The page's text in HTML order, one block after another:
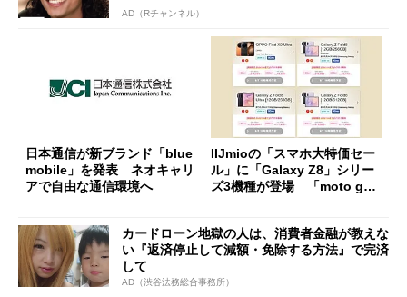
AD（Rチャンネル）
日本通信が新ブランド「blue
mobile」を発表 ネオキャリ
アで自由な通信環境へ
IIJmioの「スマホ大特価セー
ル」に「Galaxy Z8」シリー
ズ3機種が登場 「moto g37
カードローン地獄の人は、消費者金融が教えな
い『返済停止して減額・免除する方法』で完済
して
AD（渋谷法務総合事務所）